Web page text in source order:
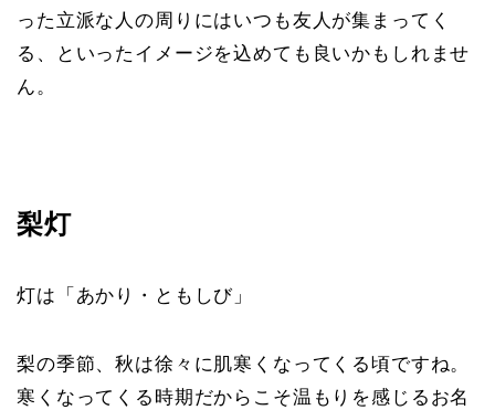
った立派な人の周りにはいつも友人が集まってく
る、といったイメージを込めても良いかもしれませ
ん。
梨灯
灯は「あかり・ともしび」
梨の季節、秋は徐々に肌寒くなってくる頃ですね。
寒くなってくる時期だからこそ温もりを感じるお名